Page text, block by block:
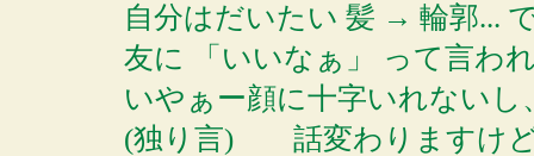
自分はだいたい 髪 → 輪郭...
友に 「いいなぁ」 って言わ
いやぁー顔に十字いれない
(独り言) 話変わりますけ